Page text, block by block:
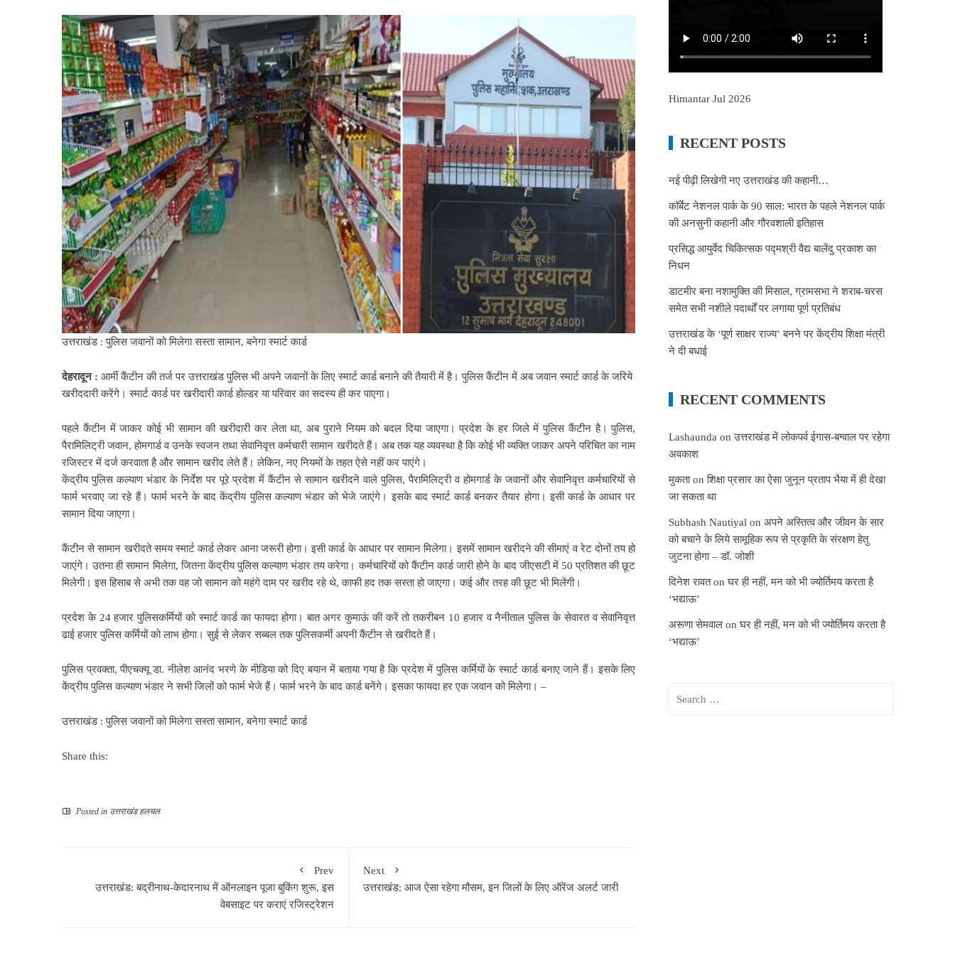
उत्तराखंड : पुलिस जवानों को मिलेगा सस्ता सामान, बनेगा स्मार्ट कार्ड
देहरादून : आर्मी कैंटीन की तर्ज पर उत्तराखंड पुलिस भी अपने जवानों के लिए स्मार्ट कार्ड बनाने की तैयारी में है। पुलिस कैंटीन में अब जवान स्मार्ट कार्ड के जरिये
खरीददारी करेंगे। स्मार्ट कार्ड पर खरीदारी कार्ड होल्डर या परिवार का सदस्य ही कर पाएगा।
पहले कैंटीन में जाकर कोई भी सामान की खरीदारी कर लेता था, अब पुराने नियम को बदल दिया जाएगा। प्रदेश के हर जिले में पुलिस कैंटीन है। पुलिस,
पैरामिलिट्री जवान, होमगार्ड व उनके स्वजन तथा सेवानिवृत्त कर्मचारी सामान खरीदते हैं। अब तक यह व्यवस्था है कि कोई भी व्यक्ति जाकर अपने परिचित का नाम
रजिस्टर में दर्ज करवाता है और सामान खरीद लेते हैं। लेकिन, नए नियमों के तहत ऐसे नहीं कर पाएंगे।
केंद्रीय पुलिस कल्याण भंडार के निर्देश पर पूरे प्रदेश में कैंटीन से सामान खरीदने वाले पुलिस, पैरामिलिट्री व होमगार्ड के जवानों और सेवानिवृत्त कर्मचारियों से
फार्म भरवाए जा रहे हैं। फार्म भरने के बाद केंद्रीय पुलिस कल्याण भंडार को भेजे जाएंगे। इसके बाद स्मार्ट कार्ड बनकर तैयार होगा। इसी कार्ड के आधार पर
सामान दिया जाएगा।
कैंटीन से सामान खरीदते समय स्मार्ट कार्ड लेकर आना जरूरी होगा। इसी कार्ड के आधार पर सामान मिलेगा। इसमें सामान खरीदने की सीमाएं व रेट दोनों तय हो
जाएंगे। उतना ही सामान मिलेगा, जितना केंद्रीय पुलिस कल्याण भंडार तय करेगा। कर्मचारियों को कैंटीन कार्ड जारी होने के बाद जीएसटी में 50 प्रतिशत की छूट
मिलेगी। इस हिसाब से अभी तक वह जो सामान को महंगे दाम पर खरीद रहे थे, काफी हद तक सस्ता हो जाएगा। कई और तरह की छूट भी मिलेंगी।
प्रदेश के 24 हजार पुलिसकर्मियों को स्मार्ट कार्ड का फायदा होगा। बात अगर कुमाऊं की करें तो तकरीबन 10 हजार व नैनीताल पुलिस के सेवारत व सेवानिवृत्त
ढाई हजार पुलिस कर्मियों को लाभ होगा। सुई से लेकर सब्बल तक पुलिसकर्मी अपनी कैंटीन से खरीदते हैं।
पुलिस प्रवक्ता, पीएचक्यू डा. नीलेश आनंद भरणे केमीडियाको दिए बयान में बताया गया है कि प्रदेश में पुलिस कर्मियों के स्मार्ट कार्ड बनाए जाने हैं। इसके लिए
केंद्रीय पुलिस कल्याण भंडार ने सभी जिलों को फार्म भेजे हैं। फार्म भरने के बाद कार्ड बनेंगे। इसका फायदा हर एक जवान को मिलेगा। –
उत्तराखंड : पुलिस जवानों को मिलेगा सस्ता सामान, बनेगा स्मार्ट कार्ड
Share this:
Posted in उत्तराखंड हलचल
Prev
उत्तराखंड: बद्रीनाथ-केदारनाथ में ऑनलाइन पूजा बुकिंग शुरू, इस
वेबसाइट पर कराएं रजिस्ट्रेशन
Next
उत्तराखंड: आज ऐसा रहेगा मौसम, इन जिलों के लिए ऑरेंज अलर्ट जारी
Himantar Jul 2026
RECENT POSTS
नई पीढ़ी लिखेगी नए उत्तराखंड की कहानी…
कॉर्बेट नेशनल पार्क के 90 साल: भारत के पहले नेशनल पार्क
की अनसुनी कहानी और गौरवशाली इतिहास
प्रसिद्ध आयुर्वेद चिकित्सक पद्मश्री वैद्य बालेंदु प्रकाश का
निधन
डाटमीर बना नशामुक्ति की मिसाल, ग्रामसभा ने शराब-चरस
समेत सभी नशीले पदार्थों पर लगाया पूर्ण प्रतिबंध
उत्तराखंड के ‘पूर्ण साक्षर राज्य’ बनने पर केंद्रीय शिक्षा मंत्री
ने दी बधाई
RECENT COMMENTS
Lashaunda onउत्तराखंड में लोकपर्व ईगास-बग्वाल पर रहेगा
अवकाश
मुकताonशिक्षा प्रसार का ऐसा जुनून प्रताप भैया में ही देखा
जा सकता था
Subhash Nautiyal onअपने अस्तित्व और जीवन के सार
को बचाने के लिये सामूहिक रूप से प्रकृति के संरक्षण हेतु
जुटना होगा – डॉ. जोशी
दिनेश रावतonघर ही नहीं, मन को भी ज्योर्तिमय करता है
‘भद्याऊ’
अरूणा सेमवाल onघर ही नहीं, मन को भी ज्योर्तिमय करता है
‘भद्याऊ’